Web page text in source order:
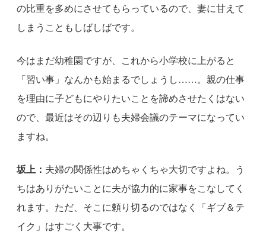
の比重を多めにさせてもらっているので、妻に甘えて
しまうこともしばしばです。
今はまだ幼稚園ですが、これから小学校に上がると
「習い事」なんかも始まるでしょうし……。親の仕事
を理由に子どもにやりたいことを諦めさせたくはない
ので、最近はその辺りも夫婦会議のテーマになってい
ますね。
坂上： 夫婦の関係性はめちゃくちゃ大切ですよね。う
ちはありがたいことに夫が協力的に家事をこなしてく
れます。ただ、そこに頼り切るのではなく「ギブ＆テ
イク」はすごく大事です。